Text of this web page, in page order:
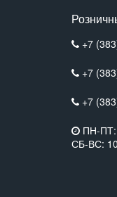
+7
+7
+7
ПН-ПТ:
СБ-ВС: